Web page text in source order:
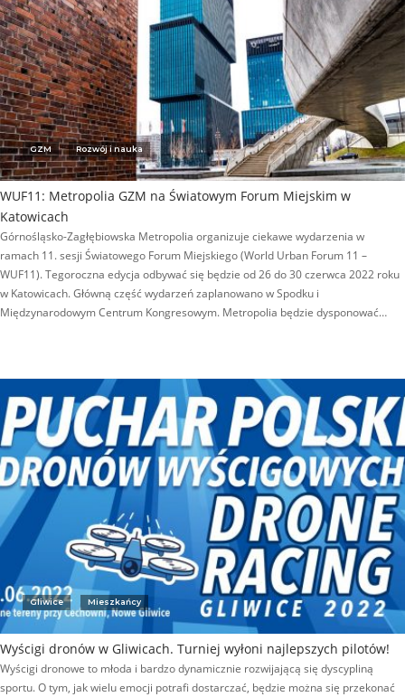
GZM Rozwój i nauka
WUF11: Metropolia GZM na Światowym Forum Miejskim w
Katowicach
Górnośląsko-Zagłębiowska Metropolia organizuje ciekawe wydarzenia w
ramach 11. sesji Światowego Forum Miejskiego (World Urban Forum 11 –
WUF11). Tegoroczna edycja odbywać się będzie od 26 do 30 czerwca 2022 roku
w Katowicach. Główną część wydarzeń zaplanowano w Spodku i
Międzynarodowym Centrum Kongresowym. Metropolia będzie dysponować…
Gliwice Mieszkańcy
Wyścigi dronów w Gliwicach. Turniej wyłoni najlepszych pilotów!
Wyścigi dronowe to młoda i bardzo dynamicznie rozwijającą się dyscypliną
sportu. O tym, jak wielu emocji potrafi dostarczać, będzie można się przekonać